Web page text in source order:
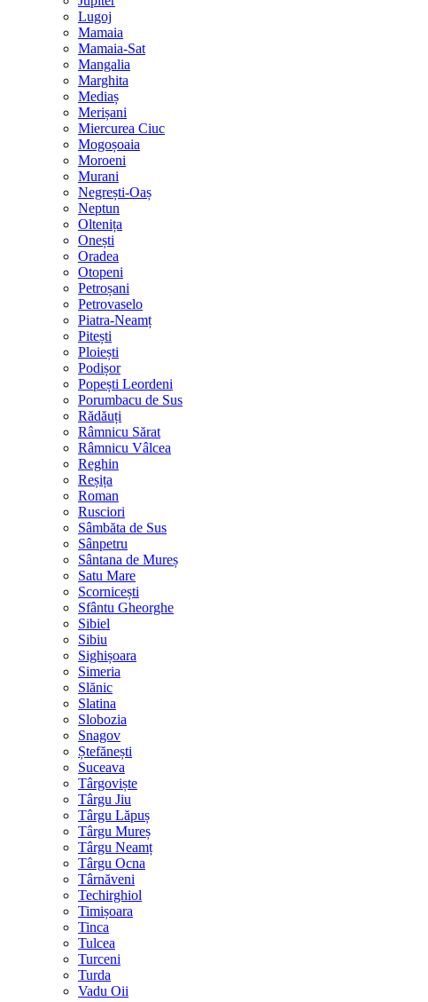
Lugoj
Mamaia
Mamaia-Sat
Mangalia
Marghita
Mediaș
Merișani
Miercurea Ciuc
Mogoșoaia
Moroeni
Murani
Negrești-Oaș
Neptun
Oltenița
Onești
Oradea
Otopeni
Petroșani
Petrovaselo
Piatra-Neamț
Pitești
Ploiești
Podișor
Popești Leordeni
Porumbacu de Sus
Rădăuți
Râmnicu Sărat
Râmnicu Vâlcea
Reghin
Reșița
Roman
Rusciori
Sâmbăta de Sus
Sânpetru
Sântana de Mureș
Satu Mare
Scornicești
Sfântu Gheorghe
Sibiel
Sibiu
Sighișoara
Simeria
Slănic
Slatina
Slobozia
Snagov
Ștefănești
Suceava
Târgoviște
Târgu Jiu
Târgu Lăpuș
Târgu Mureș
Târgu Neamț
Târgu Ocna
Târnăveni
Techirghiol
Timișoara
Tinca
Tulcea
Turceni
Turda
Vadu Oii